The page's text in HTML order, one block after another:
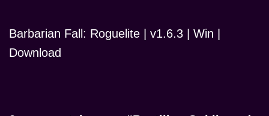
Barbarian Fall: Roguelite | v1.6.3 | Win |
Download